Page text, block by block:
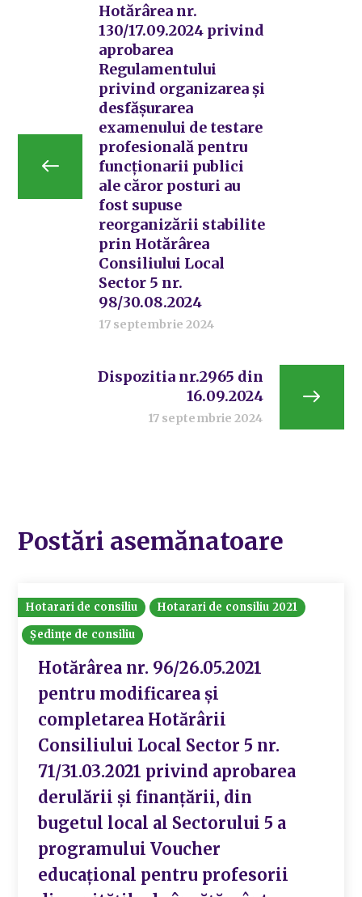
Hotărârea nr.
130/17.09.2024 privind
aprobarea
Regulamentului
privind organizarea și
desfășurarea
examenului de testare
profesională pentru
funcționarii publici
ale căror posturi au
fost supuse
reorganizării stabilite
prin Hotărârea
Consiliului Local
Sector 5 nr.
98/30.08.2024
17 septembrie 2024
Dispozitia nr.2965 din
16.09.2024
17 septembrie 2024
Postări asemănatoare
Hotarari de consiliu
Hotarari de consiliu 2021
Ședințe de consiliu
Hotărârea nr. 96/26.05.2021
pentru modificarea și
completarea Hotărârii
Consiliului Local Sector 5 nr.
71/31.03.2021 privind aprobarea
derulării şi finanţării, din
bugetul local al Sectorului 5 a
programului Voucher
educaţional pentru profesorii